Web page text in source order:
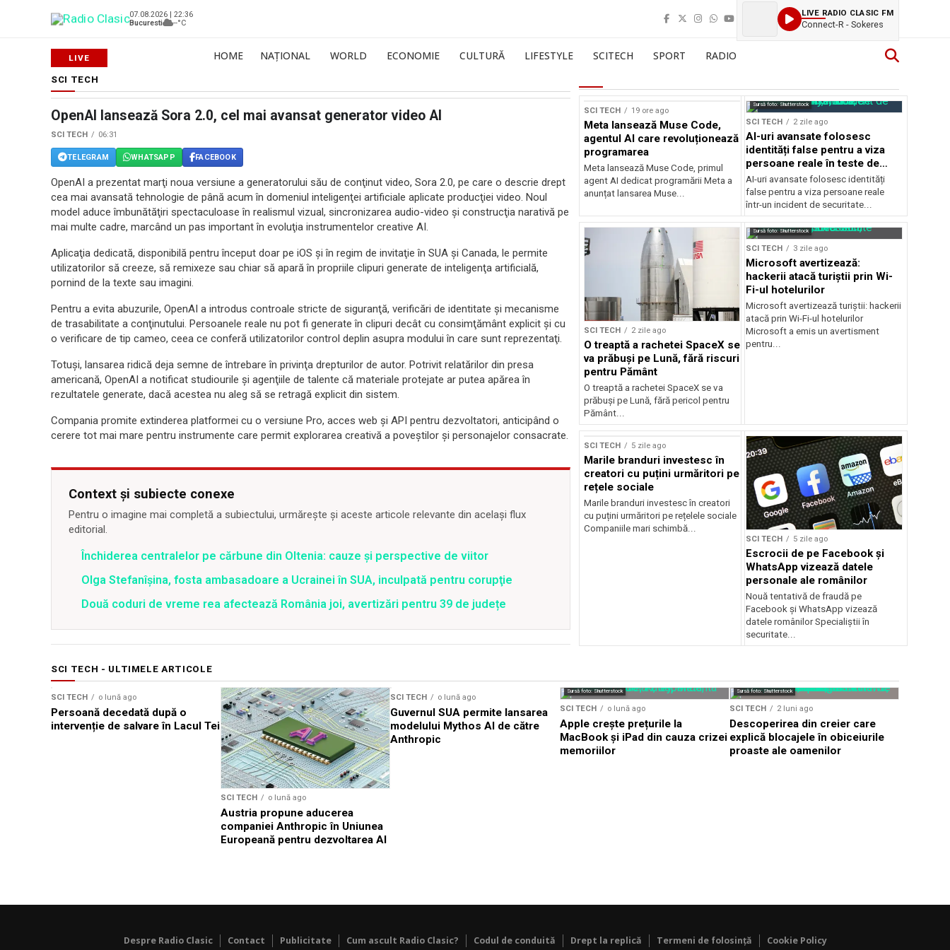
07.08.2026 | 22:36
Bucuresti
--°C
LIVE RADIO CLASIC FM
Connect-R - Sokeres
HOME NAȚIONAL WORLD ECONOMIE CULTURĂ LIFESTYLE SCITECH SPORT RADIO
SCI TECH
OpenAI lansează Sora 2.0, cel mai avansat generator video AI
SCI TECH 06:31
TELEGRAM WHATSAPP FACEBOOK
OpenAI a prezentat marţi noua versiune a generatorului său de conţinut video, Sora 2.0, pe care o descrie drept
cea mai avansată tehnologie de până acum în domeniul inteligenţei artificiale aplicate producţiei video. Noul
model aduce îmbunătăţiri spectaculoase în realismul vizual, sincronizarea audio-video şi construcţia narativă pe
mai multe cadre, marcând un pas important în evoluţia instrumentelor creative AI.
Aplicaţia dedicată, disponibilă pentru început doar pe iOS şi în regim de invitaţie în SUA şi Canada, le permite
utilizatorilor să creeze, să remixeze sau chiar să apară în propriile clipuri generate de inteligenţa artificială,
pornind de la texte sau imagini.
Pentru a evita abuzurile, OpenAI a introdus controale stricte de siguranţă, verificări de identitate şi mecanisme
de trasabilitate a conţinutului. Persoanele reale nu pot fi generate în clipuri decât cu consimţământ explicit şi cu
o verificare de tip cameo, ceea ce conferă utilizatorilor control deplin asupra modului în care sunt reprezentaţi.
Totuşi, lansarea ridică deja semne de întrebare în privinţa drepturilor de autor. Potrivit relatărilor din presa
americană, OpenAI a notificat studiourile şi agenţiile de talente că materiale protejate ar putea apărea în
rezultatele generate, dacă acestea nu aleg să se retragă explicit din sistem.
Compania promite extinderea platformei cu o versiune Pro, acces web şi API pentru dezvoltatori, anticipând o
cerere tot mai mare pentru instrumente care permit explorarea creativă a poveştilor şi personajelor consacrate.
Context și subiecte conexe
Pentru o imagine mai completă a subiectului, urmărește și aceste articole relevante din același flux
editorial.
Închiderea centralelor pe cărbune din Oltenia: cauze și perspective de viitor
Olga Stefanîşina, fosta ambasadoare a Ucrainei în SUA, inculpată pentru corupţie
Două coduri de vreme rea afectează România joi, avertizări pentru 39 de județe
SCI TECH 19 ore ago
Meta lansează Muse Code,
agentul AI care revoluționează
programarea
Meta lansează Muse Code, primul
agent AI dedicat programării Meta a
anunțat lansarea Muse...
Sursă foto: Shutterstock
SCI TECH 2 zile ago
AI-uri avansate folosesc
identități false pentru a viza
persoane reale în teste de
securitate
AI-uri avansate folosesc identități
false pentru a viza persoane reale
într-un incident de securitate...
SCI TECH 2 zile ago
O treaptă a rachetei SpaceX se
va prăbuși pe Lună, fără riscuri
pentru Pământ
O treaptă a rachetei SpaceX se va
prăbuși pe Lună, fără pericol pentru
Pământ...
Sursă foto: Shutterstock
SCI TECH 3 zile ago
Microsoft avertizează:
hackerii atacă turiștii prin Wi-
Fi-ul hotelurilor
Microsoft avertizează turiștii: hackerii
atacă prin Wi-Fi-ul hotelurilor
Microsoft a emis un avertisment
pentru...
SCI TECH 5 zile ago
Marile branduri investesc în
creatori cu puțini urmăritori pe
rețele sociale
Marile branduri investesc în creatori
cu puțini urmăritori pe rețelele sociale
Companiile mari schimbă...
SCI TECH 5 zile ago
Escrocii de pe Facebook și
WhatsApp vizează datele
personale ale românilor
Nouă tentativă de fraudă pe
Facebook și WhatsApp vizează
datele românilor Specialiștii în
securitate...
SCI TECH - ULTIMELE ARTICOLE
SCI TECH o lună ago
Persoană decedată după o
intervenție de salvare în Lacul Tei
SCI TECH o lună ago
Austria propune aducerea
companiei Anthropic în Uniunea
Europeană pentru dezvoltarea AI
SCI TECH o lună ago
Guvernul SUA permite lansarea
modelului Mythos AI de către
Anthropic
Sursă foto: Shutterstock
SCI TECH o lună ago
Apple crește prețurile la
MacBook și iPad din cauza crizei
memoriilor
Sursă foto: Shutterstock
SCI TECH 2 luni ago
Descoperirea din creier care
explică blocajele în obiceiurile
proaste ale oamenilor
Despre Radio Clasic Contact Publicitate Cum ascult Radio Clasic? Codul de conduită Drept la replică Termeni de folosință Cookie Policy